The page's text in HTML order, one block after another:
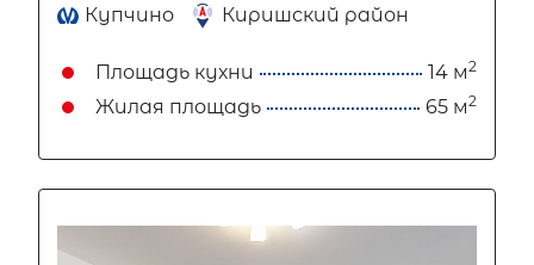
Купчино Киришский район
Площадь кухни 14 м2
Жилая площадь 65 м2